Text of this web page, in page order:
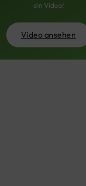
ein Video!
Video ansehen